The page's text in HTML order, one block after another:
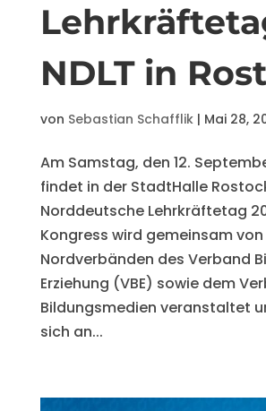
NDLT in
von Sebastian Schafflik| Mai 28,
Am Samstag, den 12.
findet in der StadtHalle
Norddeutsche Lehrkräftetag
Kongress wird gemeinsam
Nordverbänden des Verband
Erziehung (VBE) sowie dem
Bildungsmedien veranstaltet
sich an...